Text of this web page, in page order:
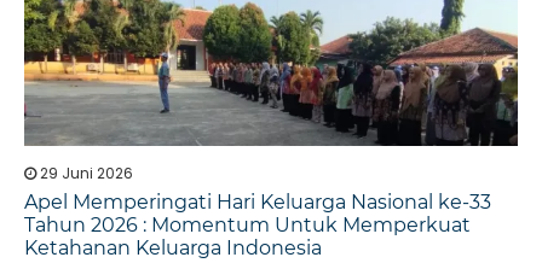
29 Juni 2026
Apel Memperingati Hari Keluarga Nasional ke-33
Tahun 2026 : Momentum Untuk Memperkuat
Ketahanan Keluarga Indonesia